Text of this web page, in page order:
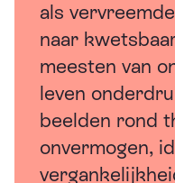
als
naar
meesten van
leven
beelden rond
onvermogen,